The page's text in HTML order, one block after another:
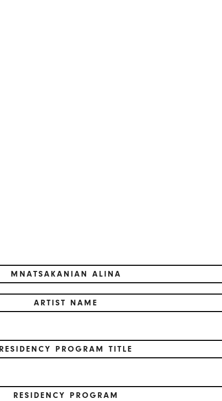
MNATSAKANIAN ALINA
ARTIST NAME
RESIDENCY PROGRAM TITLE
RESIDENCY PROGRAM